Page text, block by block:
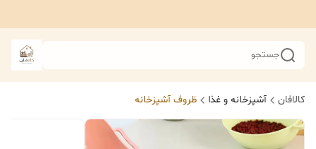
جستجو
کالافان آشپزخانه و غذا ظروف آشپزخانه